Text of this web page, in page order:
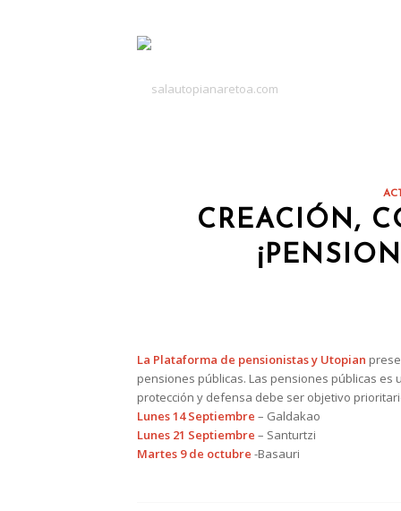
CREACIÓN,
La Plataforma de pensionistas y Utopian
pensiones públicas. Las pensiones públicas
protección y defensa debe ser objetivo
Lunes 14 Septiembre– Galdakao
Lunes 21 Septiembre– Santurtzi
Martes 9 de octubre -Basauri